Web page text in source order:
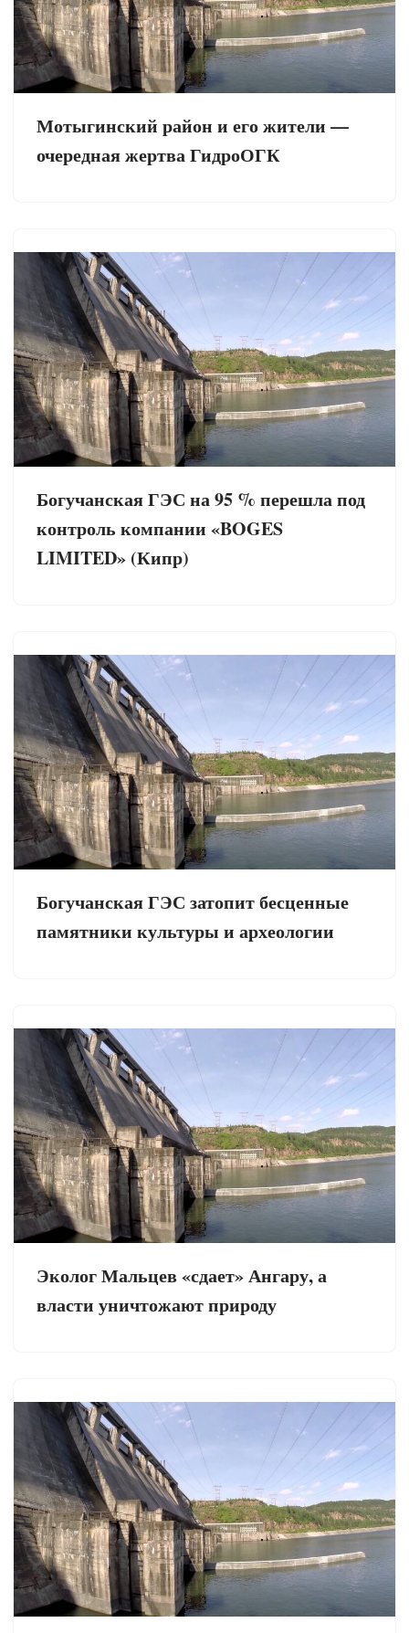
Мотыгинский район и его жители —
очередная жертва ГидроОГК
Богучанская ГЭС на 95 % перешла под
контроль компании «BOGES
LIMITED» (Кипр)
Богучанская ГЭС затопит бесценные
памятники культуры и археологии
Эколог Мальцев «сдает» Ангару, а
власти уничтожают природу